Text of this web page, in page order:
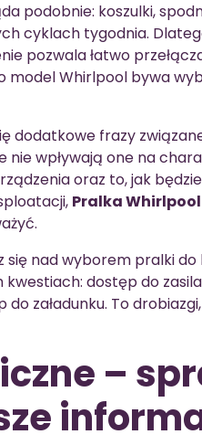
podobnie: koszulki,
cyklach tygodnia.
pozwala łatwo
model Whirlpool bywa
dodatkowe frazy
wpływają one na
oraz to, jak
Pralka Whirlpool
się nad wyborem pralki
dostęp do
załadunku. To
–